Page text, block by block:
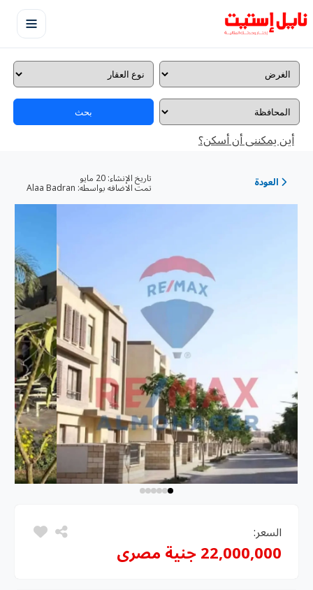
بحث
أين يمكننى أن أسكن؟
العودة تاريخ الإنشاء:
تمت الاضافه بواسطه: Alaa Badran
السعر:
22,000,000 جنية مصرى